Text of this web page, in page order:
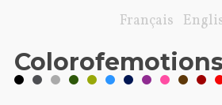
Colorofemotions
Français